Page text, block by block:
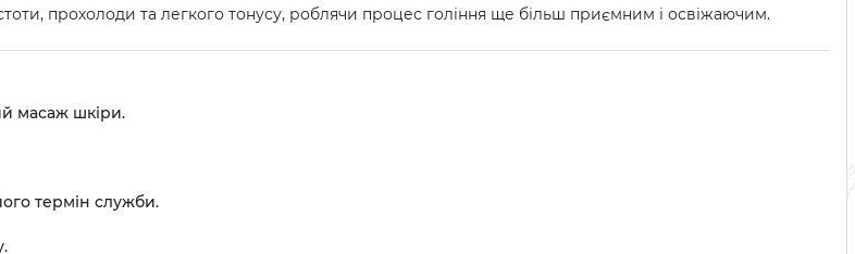
прохолоди та легкого тонусу, роблячи процес гоління ще більш приємним і освіжаючим.
масаж шкіри.
термін служби.